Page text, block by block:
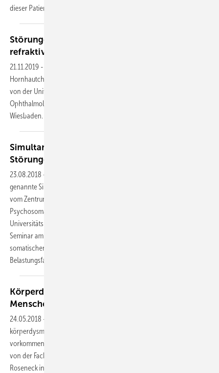
dieser Patienten in Zukunft an Bedeutung
Störungen des Binokularsehens nach
refraktiver
21.11.2019 -
Hornhautchirurgie sind ausgesprochen selten, erklärte Joachim Esser
von der Universitätsklinik für Augenheilkunde in Essen auf dem 9.
Ophthalmologie-Update-Seminar am 15. und 16. November 2019 in
Wiesbaden.
Simultandiagnostik bei somatoformen
Störungen
23.08.2018 -
genannte Simultandiagnostik anzustreben, erklärte Claas Lahmann
vom Zentrum für Psychische Erkrankungen, Klinik für
Psychosomatische Medizin und Psychotherapie am
Universitätsklinikum Freiburg, auf dem 12. Allgemeinmedizin-Update-
Seminar am 27. und 28. April 2018 in Wiesbaden; das Abwarten der
somatischen Ausschlussdiagnostik trotz Hinweisen auf psychosoziale
Belastungsfaktoren ist
Körperdysmorphe Störungen häufig bei jungen
Menschen
24.05.2018 -
körperdysmorphe Störungen bei jungen Menschen deutlich häufiger
vorkommen als früher angenommen, berichtete Ulrich Voderholzer
von der Fachklinik für psychische Erkrankungen Schön Klinik
Roseneck in Prien am Chiemsee auf dem 8. Psychiatrie-Update-